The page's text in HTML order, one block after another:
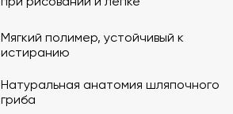
Мягкий полимер, устойчивый к
истиранию
Натуральная анатомия шляпочного
гриба